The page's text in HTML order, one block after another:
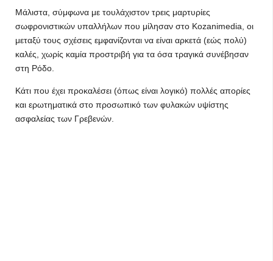
Μάλιστα, σύμφωνα με τουλάχιστον τρεις μαρτυρίες
σωφρονιστικών υπαλλήλων που μίλησαν στο Kozanimedia, οι
μεταξύ τους σχέσεις εμφανίζονται να είναι αρκετά (εώς πολύ)
καλές, χωρίς καμία προστριβή για τα όσα τραγικά συνέβησαν
στη Ρόδο.
Κάτι που έχει προκαλέσει (όπως είναι λογικό) πολλές απορίες
και ερωτηματικά στο προσωπικό των φυλακών υψίστης
ασφαλείας των Γρεβενών.